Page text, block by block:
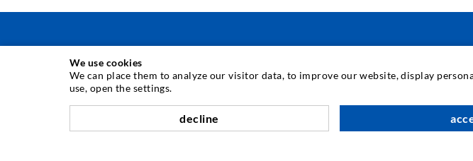
TECNICA DI INIEZIONE
Iniezione di crepe
Barriera orizzontale
TECNOLOGIA
We use cookies
We can place them to analyze our visitor data, to improve our website, display
use, open the settings.
decline